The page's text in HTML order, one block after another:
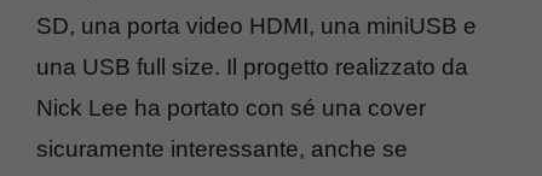
SD, una porta video HDMI, una miniUSB e
una USB full size. Il progetto realizzato da
Nick Lee ha portato con sé una cover
sicuramente interessante, anche se